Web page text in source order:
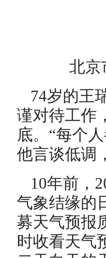
北京
74岁的王
谨对待工作
底。“每个
他言谈低调
10年前，
气象结缘的
募天气预报
时收看天气